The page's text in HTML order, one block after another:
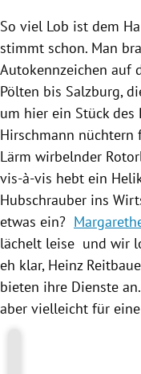
So viel Lob ist dem
stimmt schon. Man
Autokennzeichen auf
Pölten bis Salzburg,
um hier ein Stück des
Hirschmann nüchtern
Lärm wirbelnder
vis-à-vis hebt ein
Hubschrauber ins
etwas ein?
lächelt leise und wir
eh klar, Heinz
bieten ihre Dienste
aber vielleicht für